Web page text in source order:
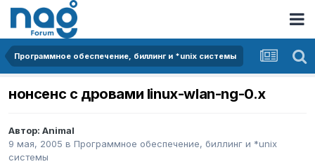
Программное обеспечение, биллинг и *unix системы
нонсенс с дровами linux-wlan-ng-0.х
Автор: Animal
9 мая, 2005 в Программное обеспечение, биллинг и *unix
системы